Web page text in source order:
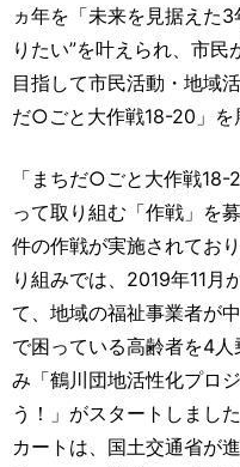
ヵ年を「未来を見据えた
りたい”を叶えられ、市
目指して市民活動・地域
だ○ごと大作戦18-20」を
「まちだ○ごと大作戦
って取り組む「作戦」を
件の作戦が実施されてお
り組みでは、2019年11月
て、地域の福祉事業者が
で困っている高齢者を4
み「鶴川団地活性化プロ
う！」がスタートしまし
カートは、国土交通省が